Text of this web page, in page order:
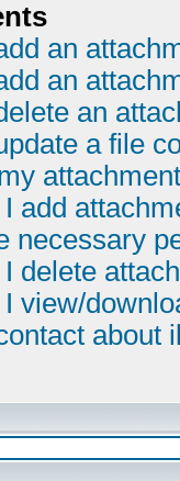
an
an
an
a file
add
necessary
delete
view/
about